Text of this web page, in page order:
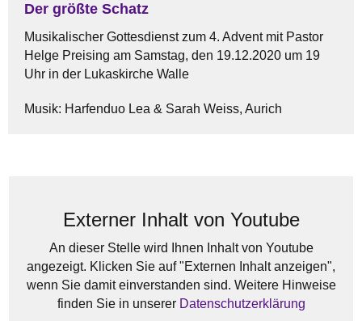
Der größte Schatz
Musikalischer Gottesdienst zum 4. Advent mit Pastor
Helge Preising am Samstag, den 19.12.2020 um 19
Uhr in der Lukaskirche Walle
Musik: Harfenduo Lea & Sarah Weiss, Aurich
Externer Inhalt von Youtube
An dieser Stelle wird Ihnen Inhalt von Youtube
angezeigt. Klicken Sie auf "Externen Inhalt anzeigen",
wenn Sie damit einverstanden sind. Weitere Hinweise
finden Sie in unserer Datenschutzerklärung